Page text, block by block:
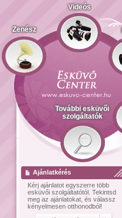
Zenész
Videós
További esküvői
szolgáltatók
Ajánlatkérés
Kérj ajánlatot egyszerre több
esküvői szolgáltatótól. Tekintsd
meg az ajánlatokat, és válassz
kényelmesen otthonodból!